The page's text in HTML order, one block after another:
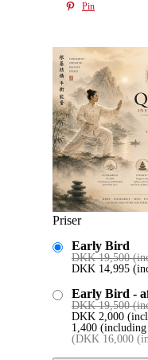
Pin
Priser
Early Bird
DKK 19,500
DKK 14,995
Early Bird -
DKK 19,500
DKK 2,000
1,400 (including
(DKK 16,000